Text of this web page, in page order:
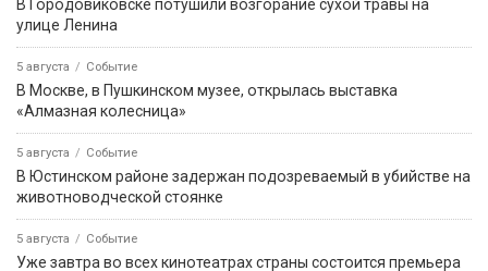
В Городовиковске потушили возгорание сухой травы на
улице Ленина
5 августа Событие
В Москве, в Пушкинском музее, открылась выставка
«Алмазная колесница»
5 августа Событие
В Юстинском районе задержан подозреваемый в убийстве на
животноводческой стоянке
5 августа Событие
Уже завтра во всех кинотеатрах страны состоится премьера